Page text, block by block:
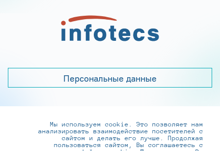
Персональные данные
+7 (495) 737-6192, 8-800-250-0-260
practice@infotecs.ru,hr@infotecs.ru
Мы используем cookie. Это позволяет нам
анализировать взаимодействие посетителей с
сайтом и делать его лучше. Продолжая
пользоваться сайтом, Вы соглашаетесь с